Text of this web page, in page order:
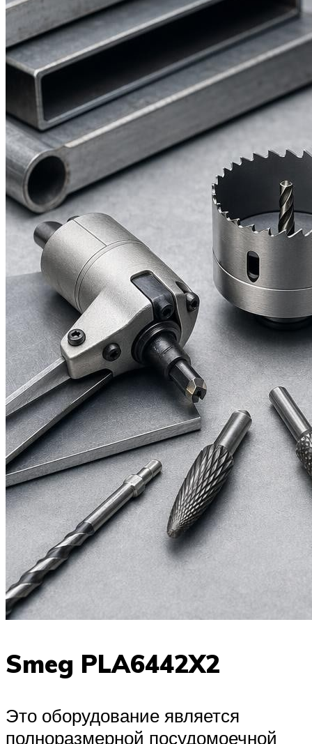
Smeg PLA6442X2
Это оборудование является
полноразмерной посудомоечной